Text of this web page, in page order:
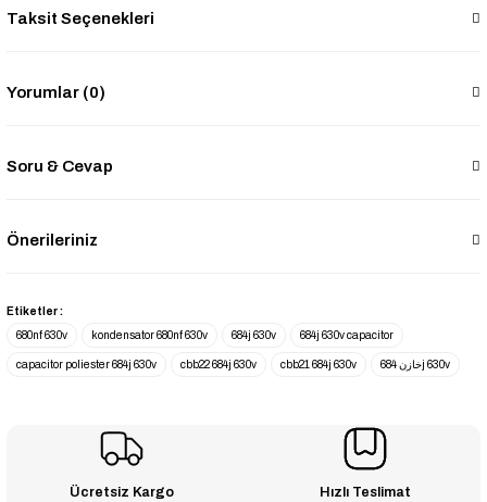
Taksit Seçenekleri
Yorumlar (0)
Soru & Cevap
Önerileriniz
Etiketler :
680nf 630v
kondensator 680nf 630v 684j 630v 684j 630v capacitor
capacitor poliester 684j 630v cbb22 684j 630v cbb21 684j 630v خازن 684j 630v
Ücretsiz Kargo Hızlı Teslimat